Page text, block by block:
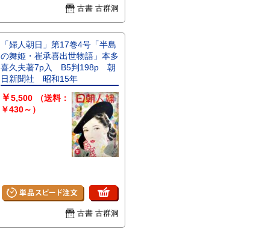
古書 古群洞
「婦人朝日」第17巻4号「半島
の舞姫・崔承喜出世物語」本多
喜久夫著7p入 B5判198p 朝
日新聞社 昭和15年
￥5,500
（送料：
￥430～）
古書 古群洞